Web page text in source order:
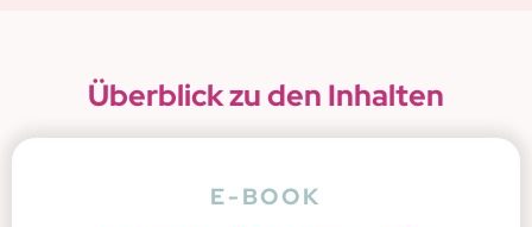
Überblick zu den Inhalten
E-BOOK